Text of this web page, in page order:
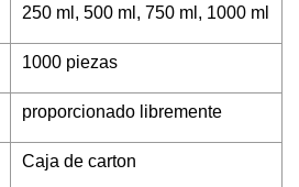
250 ml, 500 ml, 750 ml, 1000 ml
1000 piezas
proporcionado libremente
Caja de carton